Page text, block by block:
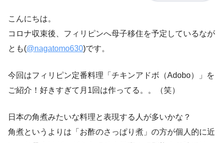
こんにちは。
コロナ収束後、フィリピンへ母子移住を予定しているなが
とも(@nagatomo630)です。
今回はフィリピン定番料理「チキンアドボ（Adobo）」を
ご紹介！好きすぎて月1回は作ってる。。（笑）
日本の角煮みたいな料理と表現する人が多いかな？
角煮というよりは「お酢のさっぱり煮」の方が個人的に近